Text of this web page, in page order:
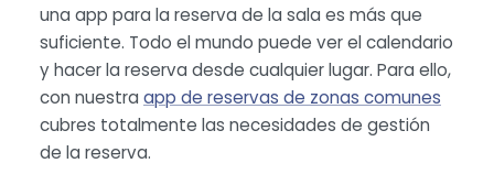
una app para la reserva de la sala es más que
suficiente. Todo el mundo puede ver el calendario
y hacer la reserva desde cualquier lugar. Para ello,
con nuestra app de reservas de zonas comunes
cubres totalmente las necesidades de gestión
de la reserva.